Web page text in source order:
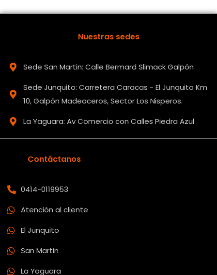
Contáctanos
0414-0119953
Atención al cliente
El Junquito
San Martin
La Yaguara
Nuestras sedes
Sede San Martin: Calle Bermard Slimack Galpón
Sede Junquito: Carretera Caracas - El Junquito Km
10, Galpón Madeaceros, Sector Los Nisperos.
La Yaguara: Av Comercio con Calles Piedra Azul